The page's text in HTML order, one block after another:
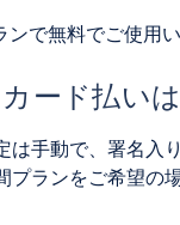
で無料でご使用い
ード払い
は手動で、署名入
ランをご希望の場